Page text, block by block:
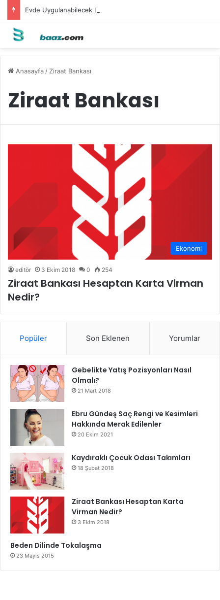
Evde Uygulanabilecek Leke Karşıtı Maskeler
Anasayfa / Ziraat Bankası
Ziraat Bankası
Ekonomi
editör 3 Ekim 2018 0 254
Ziraat Bankası Hesaptan Karta Virman
Nedir?
Popüler Son Eklenen Yorumlar
Gebelikte Yatış Pozisyonları Nasıl
Olmalı?
21 Mart 2018
Ebru Gündeş Saç Rengi ve Kesimleri
Hakkında Merak Edilenler
20 Ekim 2021
Kaydıraklı Çocuk Odası Takımları
18 Şubat 2018
Ziraat Bankası Hesaptan Karta
Virman Nedir?
3 Ekim 2018
Beden Dilinde Tokalaşma
23 Mayıs 2015